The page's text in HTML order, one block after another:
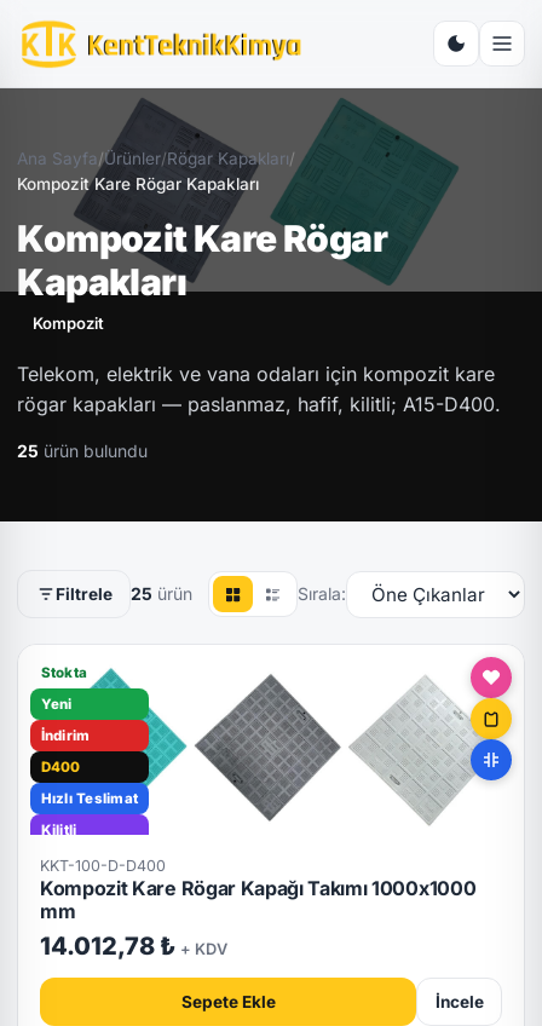
Ana Sayfa/Ürünler/Rögar Kapakları/
Kompozit Kare Rögar Kapakları
Kompozit Kare Rögar
Kapakları
Kompozit
Telekom, elektrik ve vana odaları için kompozit kare
rögar kapakları — paslanmaz, hafif, kilitli; A15-D400.
25 ürün bulundu
Filtrele 25 ürün Sırala:
Stokta
Yeni
İndirim
D400
Hızlı Teslimat
Kilitli
KKT-100-D-D400
Kompozit Kare Rögar Kapağı Takımı 1000x1000
mm
14.012,78 ₺ + KDV
Sepete Ekle İncele